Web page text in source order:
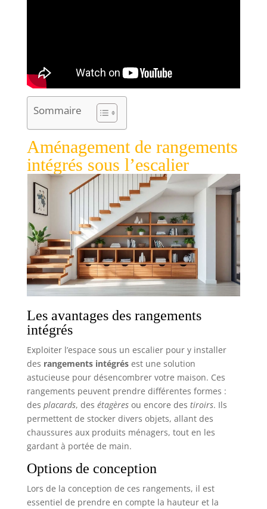
Sommaire
Aménagement de rangements
intégrés sous l’escalier
Les avantages des rangements
intégrés
Exploiter l’espace sous un escalier pour y installer
des rangements intégrésest une solution
astucieuse pour désencombrer votre maison. Ces
rangements peuvent prendre différentes formes :
des placards, des étagèresou encore des tiroirs. Ils
permettent de stocker divers objets, allant des
chaussures aux produits ménagers, tout en les
gardant à portée de main.
Options de conception
Lors de la conception de ces rangements, il est
essentiel de prendre en compte la hauteur et la